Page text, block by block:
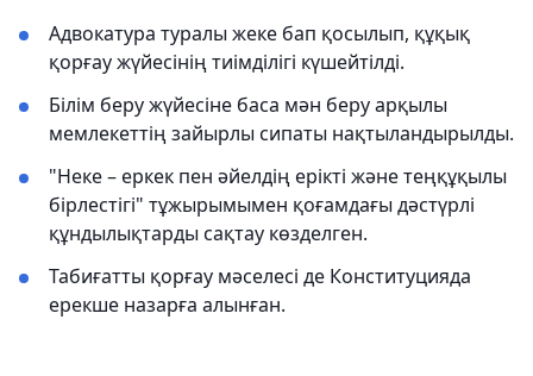
Адвокатура туралы жеке бап қосылып, құқық
қорғау жүйесінің тиімділігі күшейтілді.
Білім беру жүйесіне баса мән беру арқылы
мемлекеттің зайырлы сипаты нақтыландырылды.
"Неке – еркек пен әйелдің ерікті және теңқұқылы
бірлестігі" тұжырымымен қоғамдағы дәстүрлі
құндылықтарды сақтау көзделген.
Табиғатты қорғау мәселесі де Конституцияда
ерекше назарға алынған.